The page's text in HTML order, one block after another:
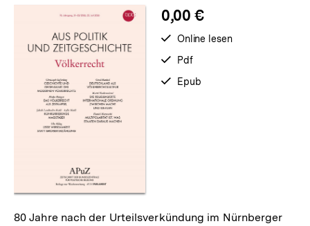
0,00 €
verfügbar
Online lesen
verfügbar
Pdf
verfügbar
Epub
80 Jahre nach der Urteilsverkündung im Nürnberger